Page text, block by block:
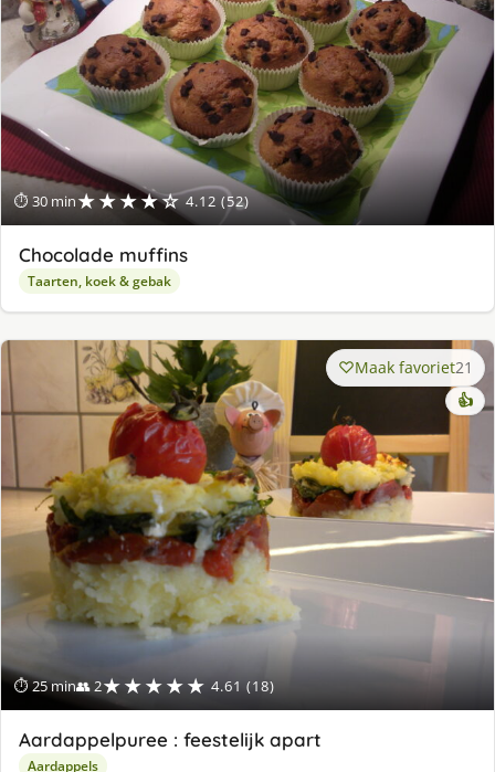
⏱ 30 min★★★★☆ 4.12 (52)
Chocolade muffins
Taarten, koek & gebak
⏱ 25 min👥 2★★★★★ 4.61 (18)
Maak favoriet21
👍
Aardappelpuree : feestelijk apart
Aardappels